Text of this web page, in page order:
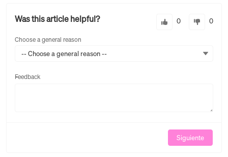
Was this article helpful? 0 0
Choose a general reason
-- Choose a general reason --
Feedback
Siguiente